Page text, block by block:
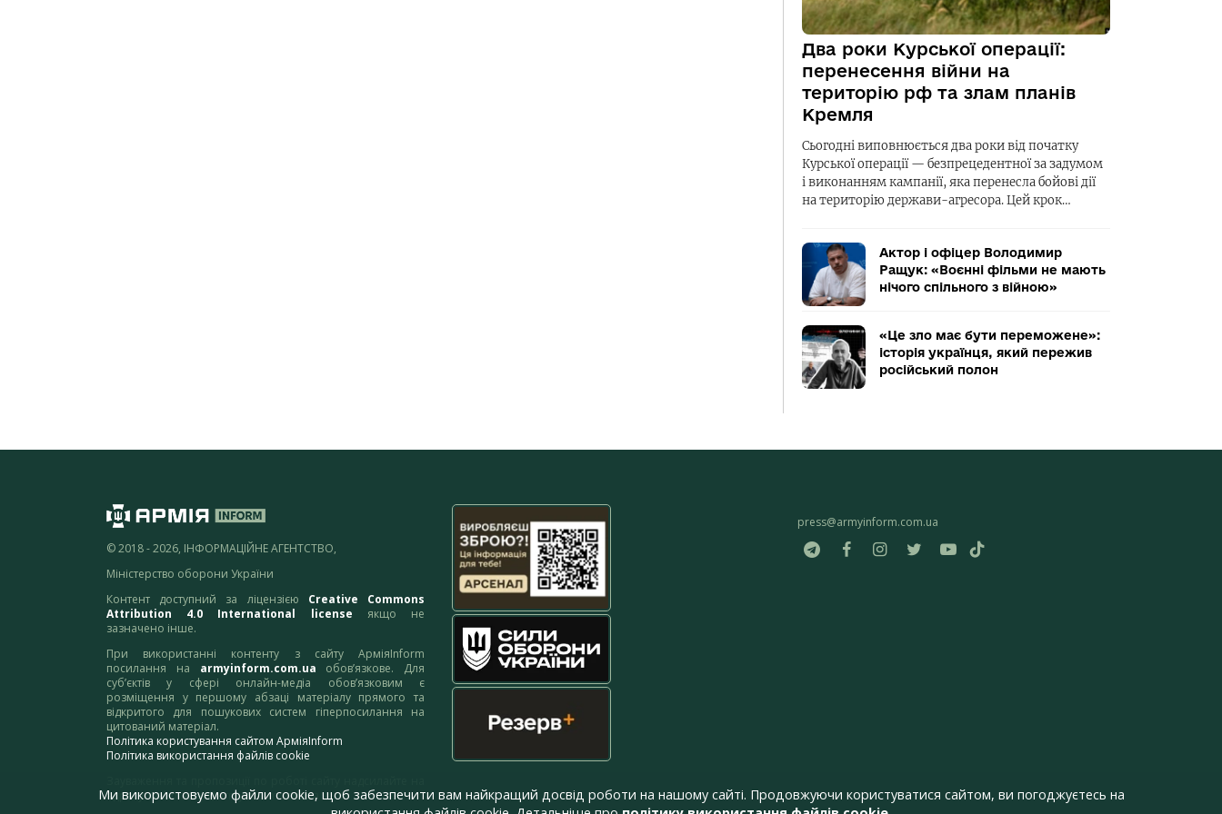
Два роки Курської операції:
перенесення війни на
територію рф та злам планів
Кремля
Сьогодні виповнюється два роки від початку
Курської операції — безпрецедентної за задумом
і виконанням кампанії, яка перенесла бойові дії
на територію держави-агресора. Цей крок…
Актор і офіцер Володимир
Ращук: «Воєнні фільми не мають
нічого спільного з війною»
«Це зло має бути переможене»:
історія українця, який пережив
російський полон
© 2018 - 2026, ІНФОРМАЦІЙНЕ АГЕНТСТВО,
Міністерство оборони України
Контент доступний за ліцензією Creative Commons
Attribution 4.0 International license якщо не
зазначено інше.
При використанні контенту з сайту АрміяInform
посилання на armyinform.com.ua обов’язкове. Для
суб’єктів у сфері онлайн-медіа обов’язковим є
розміщення у першому абзаці матеріалу прямого та
відкритого для пошукових систем гіперпосилання на
цитований матеріал.
Політика користування сайтом АрміяInform
Політика використання файлів cookie
адресу:webmaster@armyinform.com.ua
press@armyinform.com.ua
Ми використовуємо файли cookie, щоб забезпечити вам найкращий досвід роботи на нашому сайті. Продовжуючи користуватися сайтом, ви погоджуєтесь на